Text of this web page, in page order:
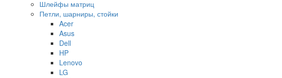
Шлейфы матриц
Петли, шарниры, стойки
Acer
Asus
Dell
HP
Lenovo
LG